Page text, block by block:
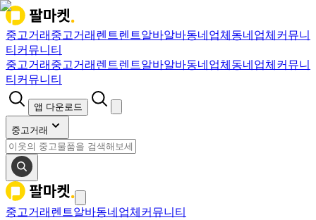
중고거래 중고거래 렌트렌트알바알바동네업체 동네업체 커뮤니
티 커뮤니티
중고거래 중고거래 렌트렌트알바알바동네업체 동네업체 커뮤니
티 커뮤니티
앱 다운로드
중고거래
중고거래 렌트알바동네업체 커뮤니티